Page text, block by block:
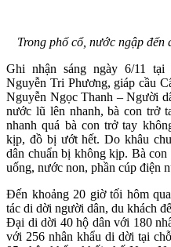
Trong phố cổ, nước ngập
Ghi nhận sáng ngày 6/11 tại
Nguyễn Tri Phương, giáp cầu
Nguyễn Ngọc Thanh – Người
nước lũ lên nhanh, bà con trở
nhanh quá bà con trở tay
kịp, đồ bị ướt hết. Do khâu
dân chuẩn bị không kịp. Bà
uống, nước non, phần cúp điện
Đến khoảng 20 giờ tối hôm
tác di dời người dân, du khách
Đại di dời 40 hộ dân với 180
với 256 nhân khẩu di dời tại